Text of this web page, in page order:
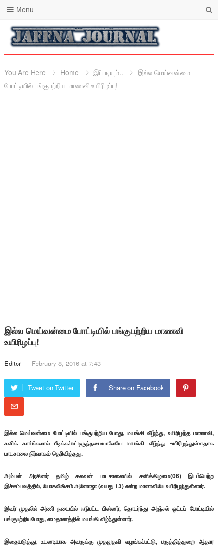
Menu
You Are Here Home இப்படியும்..
இல்ல மெய்வன்மை
போட்டியில் பங்குபற்றிய மாணவி உயிரிழப்பு!
இல்ல மெய்வன்மை போட்டியில் பங்குபற்றிய மாணவி
உயிரிழப்பு!
Editor - February 8, 2016 at 7:43
Tweet on Twitter Share on Facebook
இல்ல மெய்வன்மை போட்டியில் பங்குபற்றிய போது, மயங்கி வீழ்ந்து, உயிரிழந்த மாணவி,
சளிக் காய்ச்சலால் பீடிக்கப்பட்டிருந்தமையாலேயே மயங்கி வீழ்ந்து உயிரிழந்துள்ளதாக
பாடசாலை நிர்வாகம் தெரிவித்தது.
அம்பன் அரசினர் தமிழ் கலவன் பாடசாலையில் சனிக்கிழமை(06) இடம்பெற்ற
இச்சம்பவத்தில், யோகலிங்கம் அனோஜா (வயது 13) என்ற மாணவியே உயிரிழந்துள்ளார்.
இவர் முதலில் அணி நடையில் ஈடுபட்ட பின்னர், தொடர்ந்து அஞ்சல் ஓட்டப் போட்டியில்
பங்குபற்றியபோது, மைதானத்தில் மயங்கி வீழ்ந்துள்ளார்.
இதையடுத்து, உடனடியாக அவருக்கு முதலுதவி வழங்கப்பட்டு, பருத்தித்துறை ஆதார